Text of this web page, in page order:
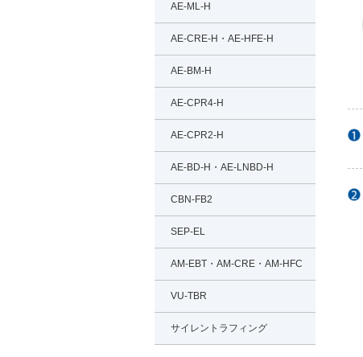
AE-ML-H
AE-CRE-H・AE-HFE-H
AE-BM-H
AE-CPR4-H
AE-CPR2-H
AE-BD-H・AE-LNBD-H
CBN-FB2
SEP-EL
AM-EBT・AM-CRE・AM-HFC
VU-TBR
サイレントラフィング